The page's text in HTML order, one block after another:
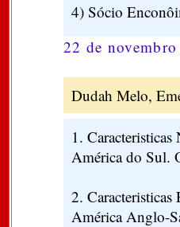
4) Sócio
22 de
Dudah Melo,
1.
América do Sul.
2. Caracteristicas
América Anglo-